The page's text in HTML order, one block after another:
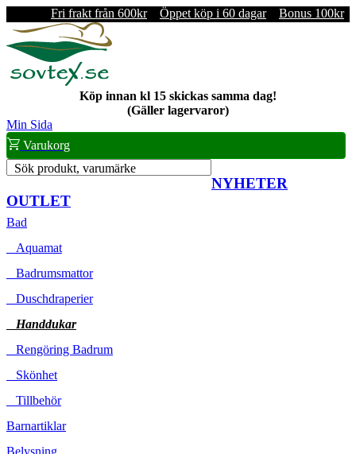
Fri frakt från 600kr Öppet köp i 60 dagar Bonus 100kr
Köp innan kl 15 skickas samma dag!
(Gäller lagervaror)
Min Sida
Varukorg
Sök produkt, varumärke
NYHETER
OUTLET
Bad
Aquamat
Badrumsmattor
Duschdraperier
Handdukar
Rengöring Badrum
Skönhet
Tillbehör
Barnartiklar
Belysning